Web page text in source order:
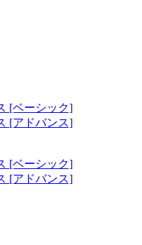
[ベーシック]
[アドバンス]
[ベーシック]
[アドバンス]